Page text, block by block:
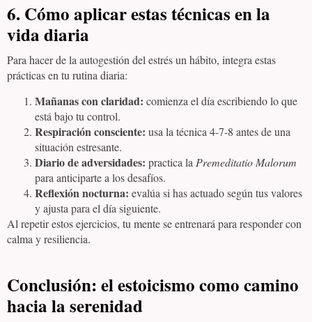
6. Cómo aplicar estas técnicas en la
vida diaria
Para hacer de la autogestión del estrés un hábito, integra estas
prácticas en tu rutina diaria:
Mañanas con claridad: comienza el día escribiendo lo que
está bajo tu control.
Respiración consciente: usa la técnica 4-7-8 antes de una
situación estresante.
Diario de adversidades: practica la Premeditatio Malorum
para anticiparte a los desafíos.
Reflexión nocturna: evalúa si has actuado según tus valores
y ajusta para el día siguiente.
Al repetir estos ejercicios, tu mente se entrenará para responder con
calma y resiliencia.
Conclusión: el estoicismo como camino
hacia la serenidad